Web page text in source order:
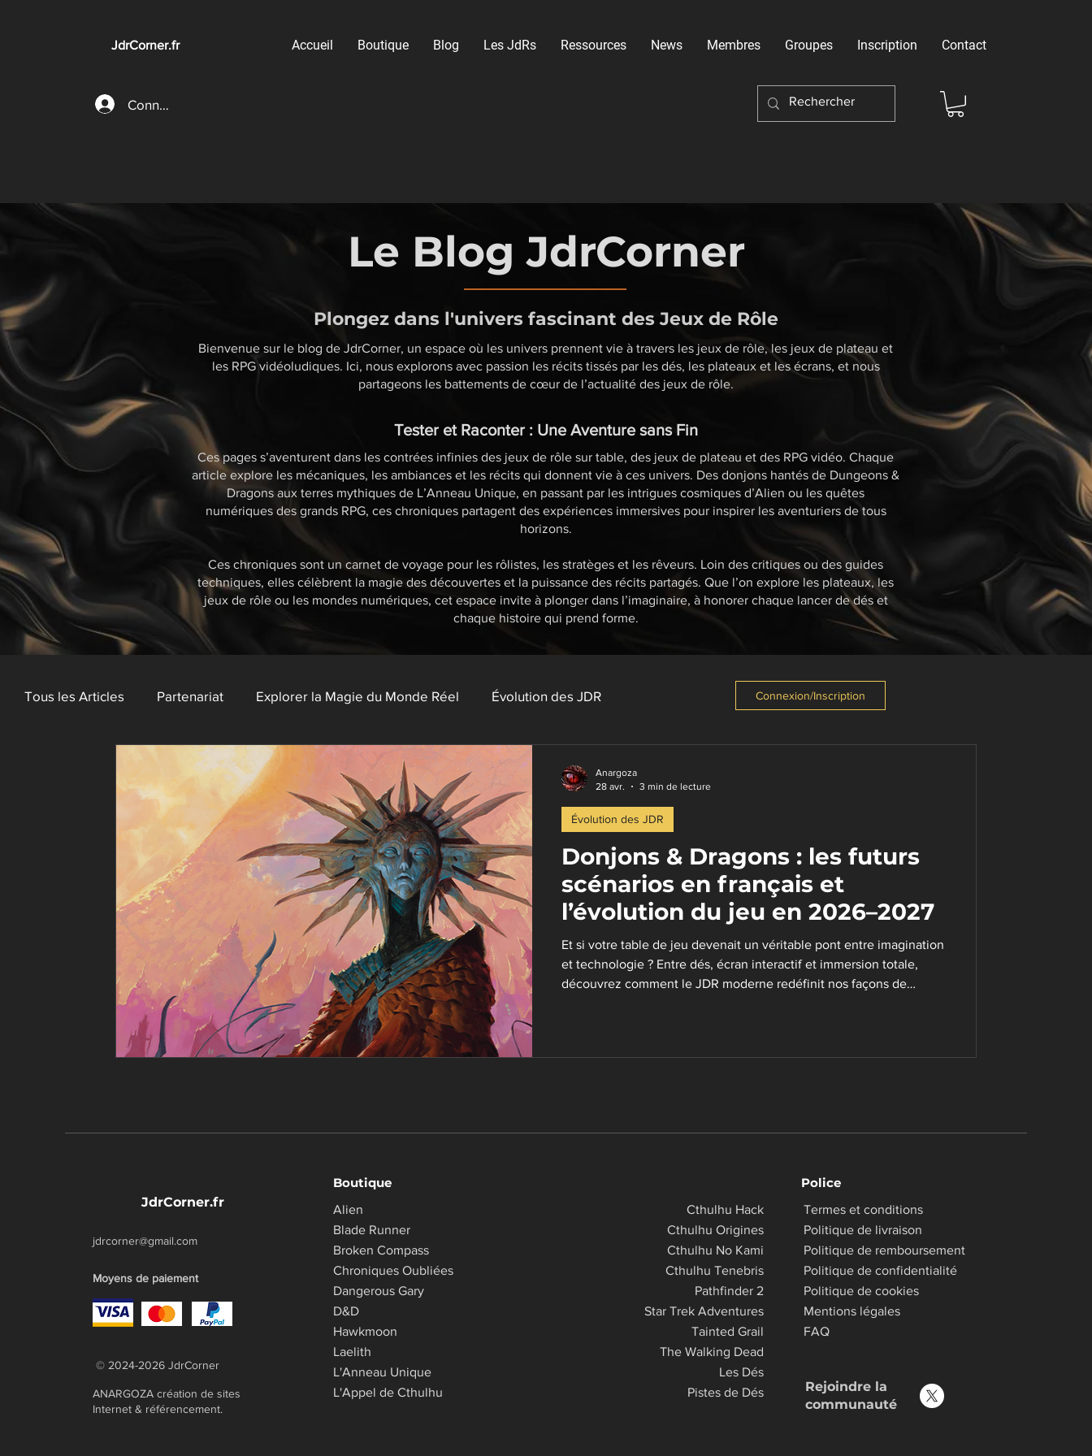
JdrCorner.fr
Connexion
Accueil Boutique Blog Les JdRs Ressources News Membres Groupes Inscription Contact
Le Blog JdrCorner
Plongez dans l'univers fascinant des Jeux de Rôle
Bienvenue sur le blog de JdrCorner, un espace où les univers prennent vie à travers les jeux de rôle, les jeux de plateau et
les RPG vidéoludiques. Ici, nous explorons avec passion les récits tissés par les dés, les plateaux et les écrans, et nous
partageons les battements de cœur de l’actualité des jeux de rôle.
Tester et Raconter : Une Aventure sans Fin
Ces pages s’aventurent dans les contrées infinies des jeux de rôle sur table, des jeux de plateau et des RPG vidéo. Chaque
article explore les mécaniques, les ambiances et les récits qui donnent vie à ces univers. Des donjons hantés de Dungeons &
Dragons aux terres mythiques de L’Anneau Unique, en passant par les intrigues cosmiques d’Alien ou les quêtes
numériques des grands RPG, ces chroniques partagent des expériences immersives pour inspirer les aventuriers de tous
horizons.
Ces chroniques sont un carnet de voyage pour les rôlistes, les stratèges et les rêveurs. Loin des critiques ou des guides
techniques, elles célèbrent la magie des découvertes et la puissance des récits partagés. Que l’on explore les plateaux, les
jeux de rôle ou les mondes numériques, cet espace invite à plonger dans l’imaginaire, à honorer chaque lancer de dés et
chaque histoire qui prend forme.
Tous les Articles Partenariat Explorer la Magie du Monde Réel Évolution des JDR
Jeux Vidéo RPG Créateurs de contenu Jeux de plateau pour rôlistes
JDR indépendants & créateurs
Connexion/Inscription
Donjons & Dragons : les futurs
scénarios en français et
l’évolution du jeu en 2026–2027
Et si votre table de jeu devenait un véritable pont entre imagination
et technologie ? Entre dés, écran interactif et immersion totale,
découvrez comment le JDR moderne redéfinit nos façons de
Évolution des JDR
Anargoza
28 avr.
3 min de lecture
JdrCorner.fr
jdrcorner@gmail.com
Moyens de paiement
© 2024-2026 JdrCorner
ANARGOZA création de sites
Internet & référencement.
Boutique
Alien
Blade Runner
Broken Compass
Chroniques Oubliées
​Dangerous Gary
D&D
Hawkmoon
Laelith
L'Anneau Unique
L'Appel de Cthulhu​​
Cthulhu Hack
Cthulhu Origines
Cthulhu No Kami
Cthulhu Tenebris
Pathfinder 2
Star Trek Adventures
Tainted Grail
The Walking Dead
Les Dés
Pistes de Dés
Police
Termes et conditions
Politique de livraison
Politique de remboursement
Politique de confidentialité
Politique de cookies
Mentions légales
FAQ
Rejoindre la
communauté